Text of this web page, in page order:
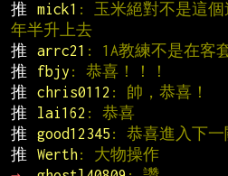
推
mick1 : 玉米絕對不是這
年半升上去
推
arrc21 : 1A教練不是在客
推
fbjy : 恭喜！！！
推
chris0112 : 帥，恭喜！
推
lai162 : 恭喜
推
good12345 : 恭喜進入下一
推
Werth: 大物操作